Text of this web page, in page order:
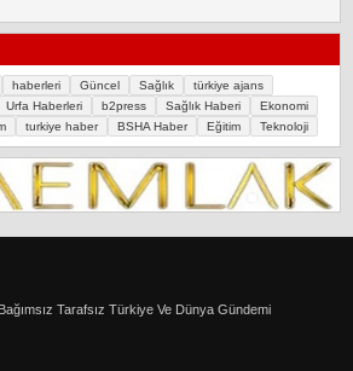
haberleri Güncel Sağlık
türkiye ajans
Urfa Haberleri b2press Sağlık Haberi
Ekonomi
turkiye haber BSHA Haber Eğitim Teknoloji
Tarafsız Türkiye Ve Dünya Gündemi